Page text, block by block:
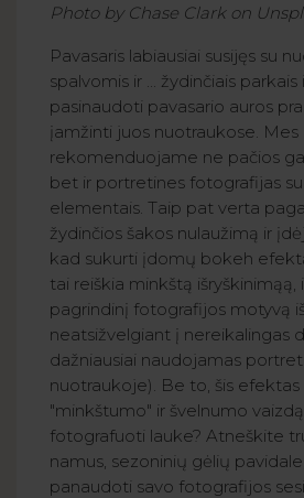
Photo by Chase Clark on
Pavasaris labiausiai susijęs su
spalvomis ir ... žydinčiais parkais
pasinaudoti pavasario auros
įamžinti juos nuotraukose. Mes
rekomenduojame ne pačios
bet ir portretines fotografijas su
elementais. Taip pat verta
žydinčios šakos nulaužimą ir
kad sukurti įdomų bokeh
tai reiškia minkštą išryškinimąą,
pagrindinį fotografijos motyvą
neatsižvelgiant į nereikalingas
dažniausiai naudojamas
nuotraukoje). Be to, šis efektas
"minkštumo" ir švelnumo
fotografuoti lauke? Atneškite
namus, sezoninių gėlių
panaudoti savo fotografijos